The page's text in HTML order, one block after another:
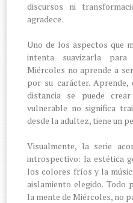
discursos ni
agradece.
Uno de los aspectos que
intenta suavizarla para
Miércoles no aprende a
por su carácter.
distancia se puede
vulnerable no significa
desde la adultez, tiene un
Visualmente, la serie
introspectivo: la estética
los colores fríos y la
aislamiento elegido. Todo
la mente de Miércoles, no